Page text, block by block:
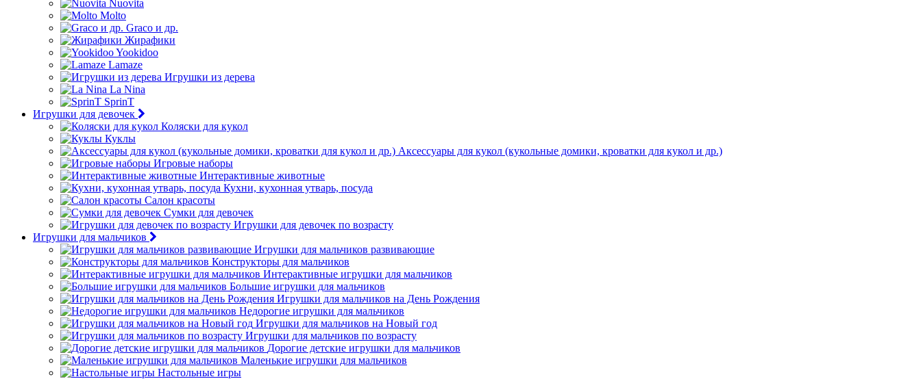
Nuovita
Molto
Graco и др.
Жирафики
Yookidoo
Lamaze
Игрушки из дерева
La Nina
SprinT
Игрушки для девочек
Коляски для кукол
Куклы
Аксессуары для кукол (кукольные домики, кроватки для кукол и др.)
Игровые наборы
Интерактивные животные
Кухни, кухонная утварь, посуда
Салон красоты
Сумки для девочек
Игрушки для девочек по возрасту
Игрушки для мальчиков
Игрушки для мальчиков развивающие
Конструкторы для мальчиков
Интерактивные игрушки для мальчиков
Большие игрушки для мальчиков
Игрушки для мальчиков на День Рождения
Недорогие игрушки для мальчиков
Игрушки для мальчиков на Новый год
Игрушки для мальчиков по возрасту
Дорогие детские игрушки для мальчиков
Маленькие игрушки для мальчиков
Настольные игры